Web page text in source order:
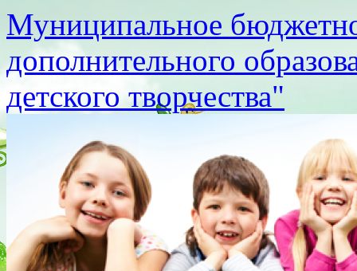
Муниципальное
дополнительного
детского творчества"